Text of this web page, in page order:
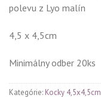
polevu z Lyo malín
4,5 x 4,5cm
Minimálny odber 20ks
Kategórie: Kocky 4,5x4,5cm